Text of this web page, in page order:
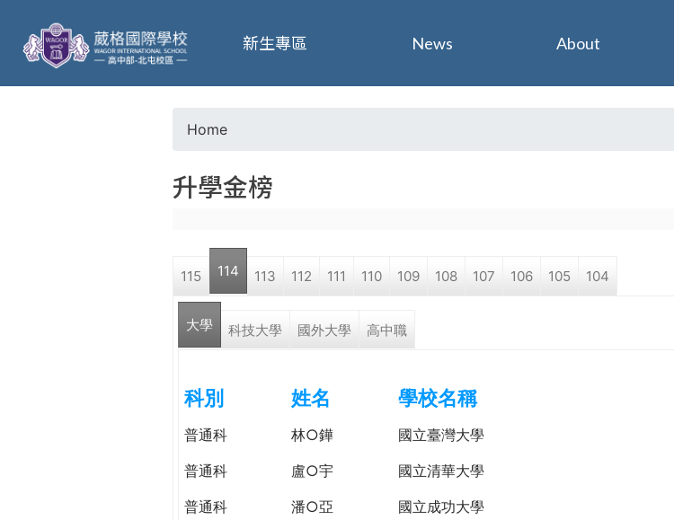
葳
格
o
a
r
e
r
Home
升學金榜
115 114 113 112 111 110 109 108 107 106 105 104
大學 科技大學 國外大學 高中職
科別 姓名 學校名稱
普通科 林○鏵 國立臺灣大學
普通科
盧○宇 國立清華大學
普通科
潘○亞 國立成功大學
新生專區 News About